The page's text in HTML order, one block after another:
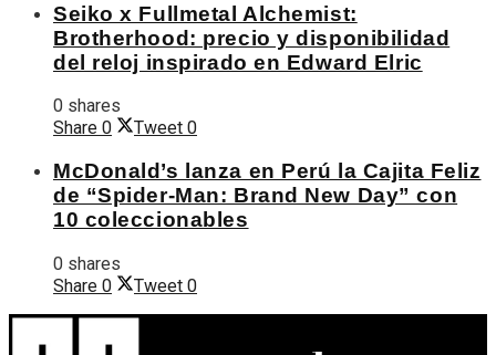
Seiko x Fullmetal Alchemist:
Brotherhood: precio y disponibilidad
del reloj inspirado en Edward Elric
0 shares
Share 0 Tweet 0
McDonald’s lanza en Perú la Cajita Feliz
de “Spider-Man: Brand New Day” con
10 coleccionables
0 shares
Share 0 Tweet 0